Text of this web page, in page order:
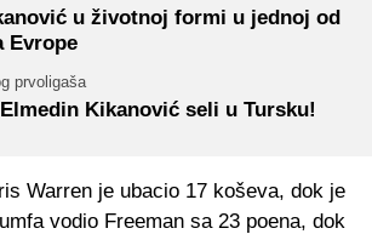
u životnoj formi u jednoj od
Evrope
prvoligaša
Kikanović seli u Tursku!
Warren je ubacio 17 koševa, dok je
vodio Freeman sa 23 poena, dok